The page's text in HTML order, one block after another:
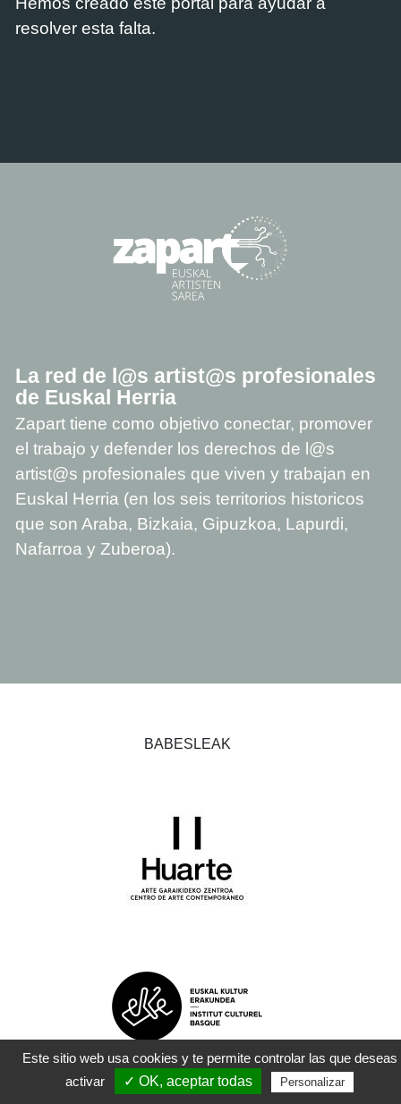
resolver esta falta.
La red de l@s artist@s profesionales
de Euskal Herria
Zapart tiene como objetivo conectar, promover
el trabajo y defender los derechos de l@s
artist@s profesionales que viven y trabajan en
Euskal Herria (en los seis territorios historicos
que son Araba, Bizkaia, Gipuzkoa, Lapurdi,
Nafarroa y Zuberoa).
BABESLEAK
Este sitio web usa cookies y te permite controlar las que deseas
activar
✓ OK, aceptar todas Personalizar